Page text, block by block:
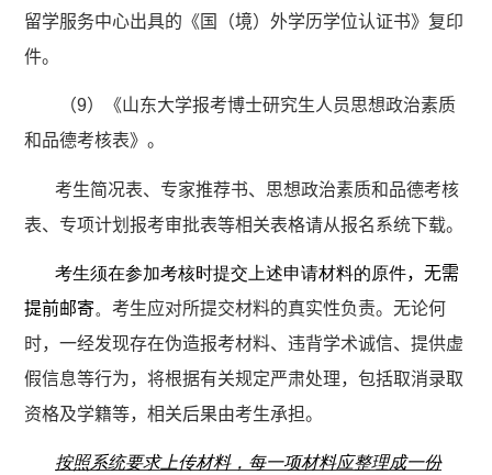
留学服务中心出具的《国（境）外学历学位认证书》复印
件。
（9）《山东大学报考博士研究生人员思想政治素质
和品德考核表》。
考生简况表、专家推荐书、思想政治素质和品德考核
表、专项计划报考审批表等相关表格请从报名系统下载。
考生须在参加考核时提交上述申请材料的原件，无需
提前邮寄。 考生应对所提交材料的真实性负责。无论何
时，一经发现存在伪造报考材料、违背学术诚信、提供虚
假信息等行为，将根据有关规定严肃处理，包括取消录取
资格及学籍等，相关后果由考生承担。
按照系统要求上传材料，每一项材料应整理成一份